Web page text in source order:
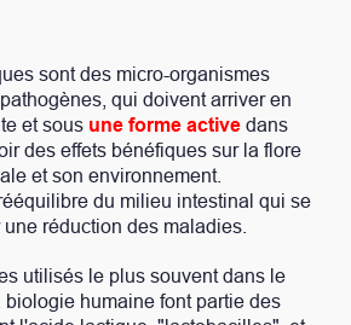
sont des micro-organismes
qui doivent arriver en
et sous une forme active dans
des effets bénéfiques sur la flore
et son environnement.
du milieu intestinal qui se
réduction des maladies.
utilisés le plus souvent dans le
humaine font partie des